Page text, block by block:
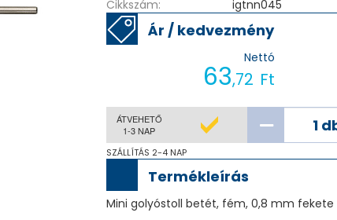
Cikkszám:
igtnn045
Ár / kedvezmény
Nettó
63,72 Ft
ÁTVEHETŐ
1-3 NAP
SZÁLLÍTÁS 2-4 NAP
Termékleírás
Mini golyóstoll betét, fém, 0,8 mm fekete